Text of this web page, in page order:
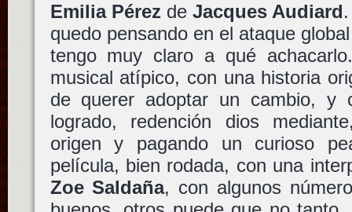
Emilia Pérezde Jacques Audiard
quedo pensando en el ataque
tengo muy claro a qué
musical atípico, con una historia
de querer adoptar un cambio, y
logrado, redención dios
origen y pagando un curioso
película, bien rodada, con una
Zoe Saldaña, con algunos